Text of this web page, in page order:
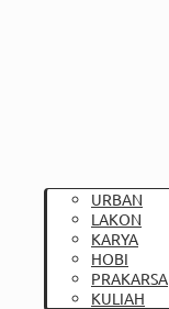
URBAN
LAKON
KARYA
HOBI
PRAKARSA
KULIAH